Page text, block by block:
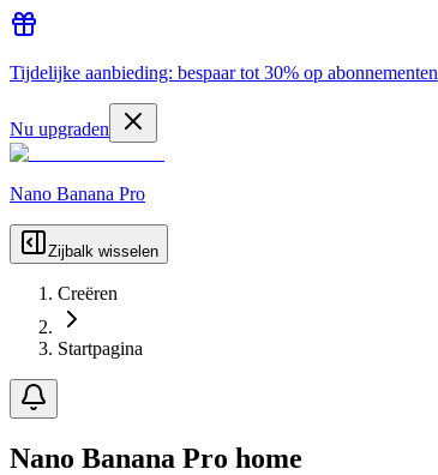
Tijdelijke aanbieding: bespaar tot 30% op abonnementen
Nu upgraden
Nano Banana Pro
Zijbalk wisselen
Creëren
Startpagina
Nano Banana Pro home